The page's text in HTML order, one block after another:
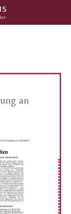
an